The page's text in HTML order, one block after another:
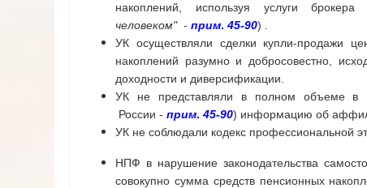
накоплений, используя услуги
человеком" -прим. 45-90) .
УК осуществляли сделки купли-продажи
накоплений разумно и добросовестно,
доходности и диверсификации.
УК не представляли в полном объеме
России -прим. 45-90) информацию об
УК не соблюдали кодекс профессиональной
НПФ в нарушение законодательства
совокупно сумма средств пенсионных